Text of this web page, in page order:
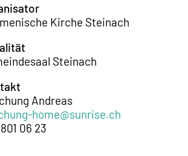
Kirche Steinach
Steinach
Andreas
home@sunrise.ch
06 23